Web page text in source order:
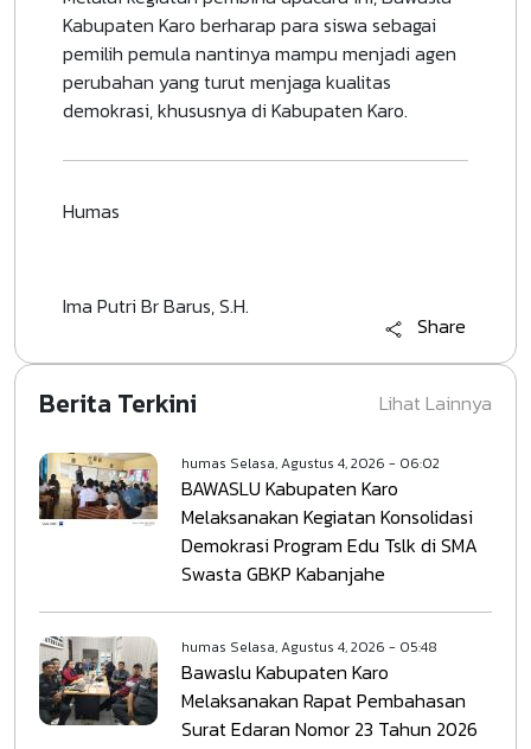
Kabupaten Karo berharap para siswa sebagai
pemilih pemula nantinya mampu menjadi agen
perubahan yang turut menjaga kualitas
demokrasi, khususnya di Kabupaten Karo.
Humas
Ima Putri Br Barus, S.H.
Share
Berita Terkini
humas Selasa, Agustus 4, 2026 - 06:02
BAWASLU Kabupaten Karo
Melaksanakan Kegiatan Konsolidasi
Demokrasi Program Edu Tslk di SMA
Swasta GBKP Kabanjahe
humas Selasa, Agustus 4, 2026 - 05:48
Bawaslu Kabupaten Karo
Melaksanakan Rapat Pembahasan
Surat Edaran Nomor 23 Tahun 2026
Lihat Lainnya